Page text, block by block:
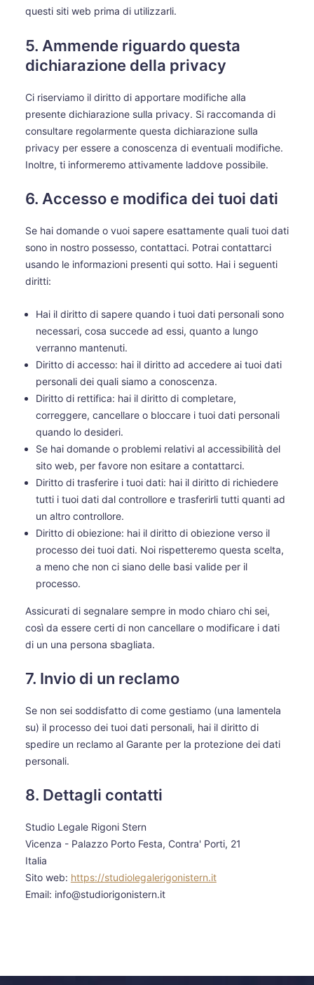
questi siti web prima di utilizzarli.
5. Ammende riguardo questa
dichiarazione della privacy
Ci riserviamo il diritto di apportare modifiche alla
presente dichiarazione sulla privacy. Si raccomanda di
consultare regolarmente questa dichiarazione sulla
privacy per essere a conoscenza di eventuali modifiche.
Inoltre, ti informeremo attivamente laddove possibile.
6. Accesso e modifica dei tuoi dati
Se hai domande o vuoi sapere esattamente quali tuoi dati
sono in nostro possesso, contattaci. Potrai contattarci
usando le informazioni presenti qui sotto. Hai i seguenti
diritti:
Hai il diritto di sapere quando i tuoi dati personali sono
necessari, cosa succede ad essi, quanto a lungo
verranno mantenuti.
Diritto di accesso: hai il diritto ad accedere ai tuoi dati
personali dei quali siamo a conoscenza.
Diritto di rettifica: hai il diritto di completare,
correggere, cancellare o bloccare i tuoi dati personali
quando lo desideri.
Se hai domande o problemi relativi al accessibilità del
sito web, per favore non esitare a contattarci.
Diritto di trasferire i tuoi dati: hai il diritto di richiedere
tutti i tuoi dati dal controllore e trasferirli tutti quanti ad
un altro controllore.
Diritto di obiezione: hai il diritto di obiezione verso il
processo dei tuoi dati. Noi rispetteremo questa scelta,
a meno che non ci siano delle basi valide per il
processo.
Assicurati di segnalare sempre in modo chiaro chi sei,
così da essere certi di non cancellare o modificare i dati
di un una persona sbagliata.
7. Invio di un reclamo
Se non sei soddisfatto di come gestiamo (una lamentela
su) il processo dei tuoi dati personali, hai il diritto di
spedire un reclamo al Garante per la protezione dei dati
personali.
8. Dettagli contatti
Studio Legale Rigoni Stern
Vicenza - Palazzo Porto Festa, Contra' Porti, 21
Italia
Sito web: https://studiolegalerigonistern.it
Email: info@studiorigonistern.it